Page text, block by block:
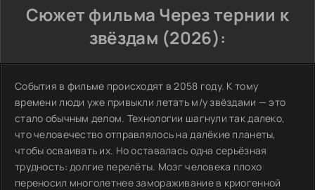
Сюжет фильма Через тернии к
звёздам (2026):
События в фильме происходят в 2058 году. К тому
времени люди уже привыкли летать м/у звёздами — это
стало обычным делом. Технологии шагнули так далеко,
что человечество отправлялось на далёкие планеты,
чтобы осваивать их. Но оставалась одна серьёзная
трудность: долгие перелёты. Мозг человека плохо
переносил многолетнее замораживание в криогенной